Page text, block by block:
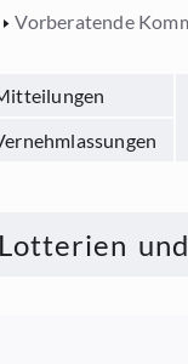
Vorberatende